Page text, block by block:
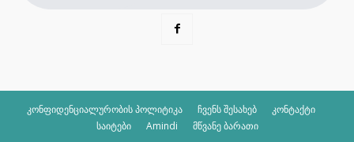
კონფიდენციალურობის პოლიტიკა ჩვენს შესახებ
კონტაქტი
საიტები
Amindi მწვანე ბარათი